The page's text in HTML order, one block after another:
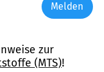
Melden
zur
(MTS)!